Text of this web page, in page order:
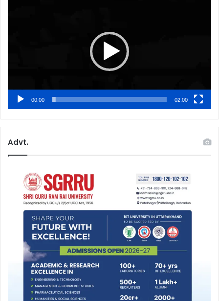
00:00 02:00
Advt.